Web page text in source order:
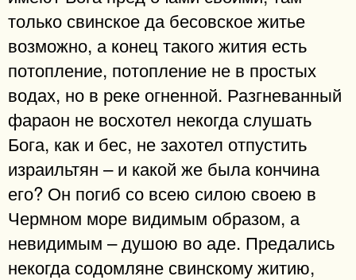
только свинское да бесовское житье
возможно, а конец такого жития есть
потопление, потопление не в простых
водах, но в реке огненной. Разгневанный
фараон не восхотел некогда слушать
Бога, как и бес, не захотел отпустить
израильтян – и какой же была кончина
его? Он погиб со всею силою своею в
Чермном море видимым образом, а
невидимым – душою во аде. Предались
некогда содомляне свинскому житию,